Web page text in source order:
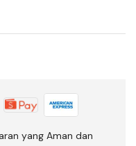
yang Aman dan